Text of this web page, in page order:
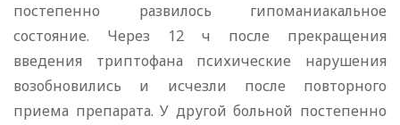
постепенно развилось гипоманиакальное
состояние. Через 12 ч после прекращения
введения триптофана психические нарушения
возобновились и исчезли после повторного
приема препарата. У другой больной постепенно